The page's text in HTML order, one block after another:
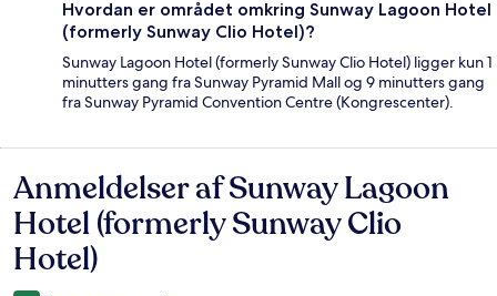
Hvordan er området omkring Sunway Lagoon Hotel
(formerly Sunway Clio Hotel)?
Sunway Lagoon Hotel (formerly Sunway Clio Hotel) ligger kun 1
minutters gang fra Sunway Pyramid Mall og 9 minutters gang
fra Sunway Pyramid Convention Centre (Kongrescenter).
Anmeldelser
Anmeldelser af Sunway Lagoon
Hotel (formerly Sunway Clio
Hotel)